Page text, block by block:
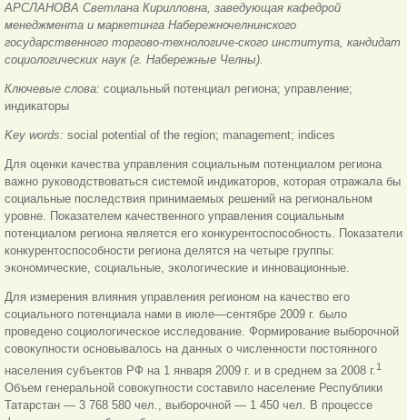
АРСЛАНОВА Светлана Кирилловна, заведующая кафедрой
менеджмента и маркетинга Набережночелнинского
государственного торгово-технологиче-ского института, кандидат
социологических наук (г. Набережные Челны).
Ключевые слова: социальный потенциал региона; управление;
индикаторы
Key words: social potential of the region; management; indices
Для оценки качества управления социальным потенциалом региона
важно руководствоваться системой индикаторов, которая отражала бы
социальные последствия принимаемых решений на региональном
уровне. Показателем качественного управления социальным
потенциалом региона является его конкурентоспособность. Показатели
конкурентоспособности региона делятся на четыре группы:
экономические, социальные, экологические и инновационные.
Для измерения влияния управления регионом на качество его
социального потенциала нами в июле—сентябре 2009 г. было
проведено социологическое исследование. Формирование выборочной
совокупности основывалось на данных о численности постоянного
населения субъектов РФ на 1 января 2009 г. и в среднем за 2008 г. 1
Объем генеральной совокупности составило население Республики
Татарстан — 3 768 580 чел., выборочной — 1 450 чел. В процессе